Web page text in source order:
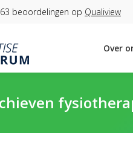
beoordelingen op Qualiview
Over